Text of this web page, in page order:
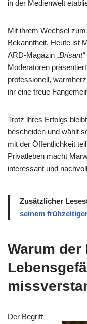
in der Medienwelt
Mit ihrem Wechsel
Bekanntheit. Heute ist
ARD-Magazin „Brisant“
Moderatoren
professionell,
ihr eine treue
Trotz ihres Erfolgs
bescheiden und wählt
mit der Öffentlichkeit
Privatleben macht
interessant und
Zusätzlicher
seinem
Warum der
Der Begriff